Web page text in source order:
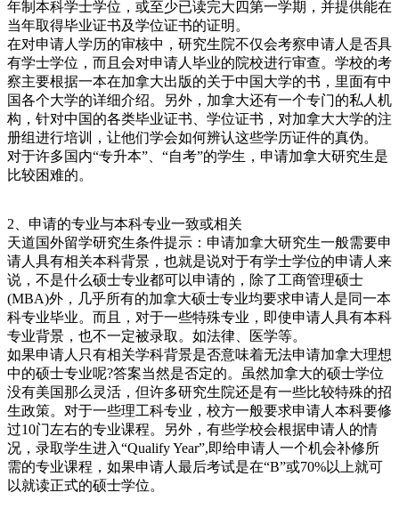
年制本科学士学位，或至少已读完大四第一学期，并提供能在
当年取得毕业证书及学位证书的证明。
在对申请人学历的审核中，研究生院不仅会考察申请人是否具
有学士学位，而且会对申请人毕业的院校进行审查。学校的考
察主要根据一本在加拿大出版的关于中国大学的书，里面有中
国各个大学的详细介绍。另外，加拿大还有一个专门的私人机
构，针对中国的各类毕业证书、学位证书，对加拿大大学的注
册组进行培训，让他们学会如何辨认这些学历证件的真伪。
对于许多国内“专升本”、“自考”的学生，申请加拿大研究生是
比较困难的。
2、申请的专业与本科专业一致或相关
天道国外留学研究生条件提示：申请加拿大研究生一般需要申
请人具有相关本科背景，也就是说对于有学士学位的申请人来
说，不是什么硕士专业都可以申请的，除了工商管理硕士
(MBA)外，几乎所有的加拿大硕士专业均要求申请人是同一本
科专业毕业。而且，对于一些特殊专业，即使申请人具有本科
专业背景，也不一定被录取。如法律、医学等。
如果申请人只有相关学科背景是否意味着无法申请加拿大理想
中的硕士专业呢?答案当然是否定的。虽然加拿大的硕士学位
没有美国那么灵活，但许多研究生院还是有一些比较特殊的招
生政策。对于一些理工科专业，校方一般要求申请人本科要修
过10门左右的专业课程。另外，有些学校会根据申请人的情
况，录取学生进入“Qualify Year”,即给申请人一个机会补修所
需的专业课程，如果申请人最后考试是在“B”或70%以上就可
以就读正式的硕士学位。